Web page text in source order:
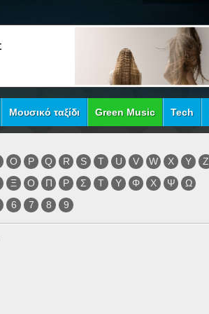
Μουσικό ταξίδι Green Music Tech
O P Q R S T U V W X Y
Z
Ξ Ο Π Ρ Σ Τ Υ Φ Χ Ψ
Ω
6 7 8 9